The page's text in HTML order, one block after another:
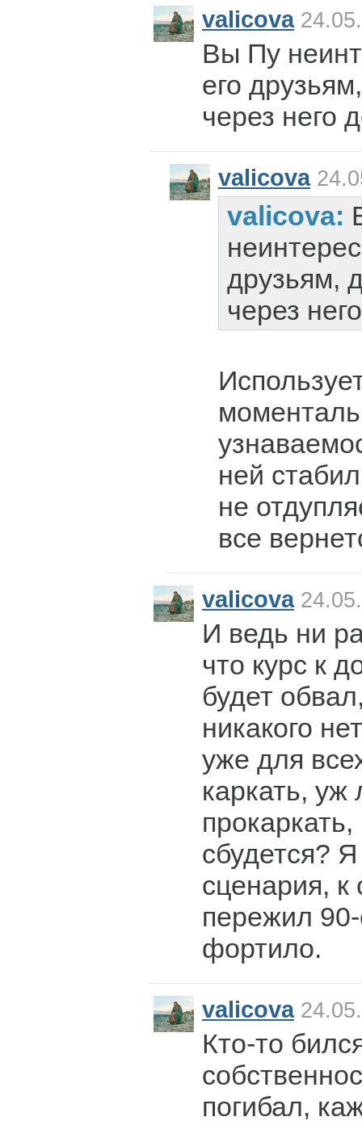
valicova
Вы Пу
его
через него
valicova
valicova:
друзьям,
через
ней
не
все
valicova
И ведь ни
что курс к
будет
никакого
уже для
каркать, уж
сбудется?
сценария,
пережил
фортило.
valicova
Кто-то
погибал,